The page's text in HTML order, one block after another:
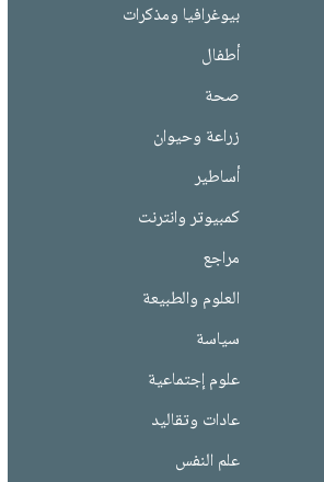
بيوغرافيا ومذكرات
أطفال
صحة
زراعة وحيوان
أساطير
كمبيوتر وانترنت
مراجع
العلوم والطبيعة
سياسة
علوم إجتماعية
عادات وتقاليد
علم النفس